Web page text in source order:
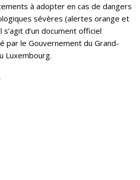
à adopter en cas de dangers
sévères (alertes orange et
s’agit d’un document officiel
par le Gouvernement du Grand-
Luxembourg.